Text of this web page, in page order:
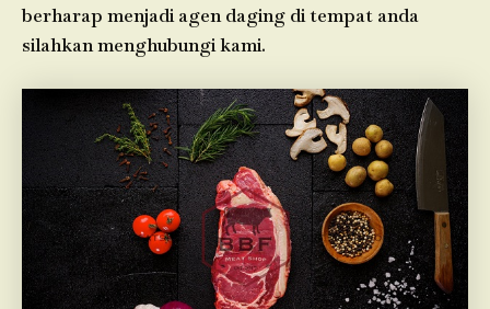
berharap menjadi agen daging di tempat anda
silahkan menghubungi kami.